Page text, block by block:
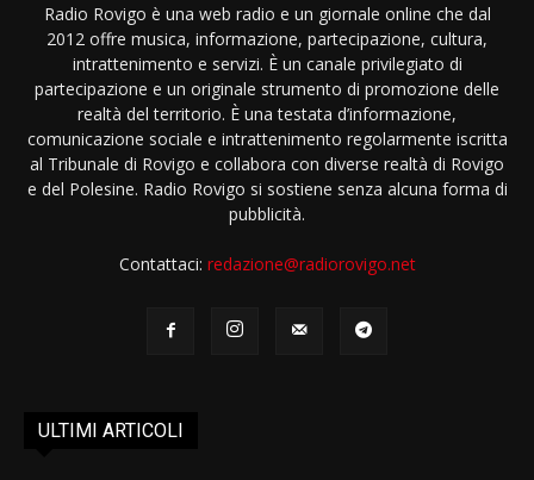
Radio Rovigo è una web radio e un giornale online che dal
2012 offre musica, informazione, partecipazione, cultura,
intrattenimento e servizi. È un canale privilegiato di
partecipazione e un originale strumento di promozione delle
realtà del territorio. È una testata d’informazione,
comunicazione sociale e intrattenimento regolarmente iscritta
al Tribunale di Rovigo e collabora con diverse realtà di Rovigo
e del Polesine. Radio Rovigo si sostiene senza alcuna forma di
pubblicità.
Contattaci: redazione@radiorovigo.net
ULTIMI ARTICOLI